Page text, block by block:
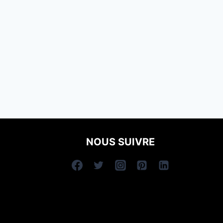
NOUS SUIVRE